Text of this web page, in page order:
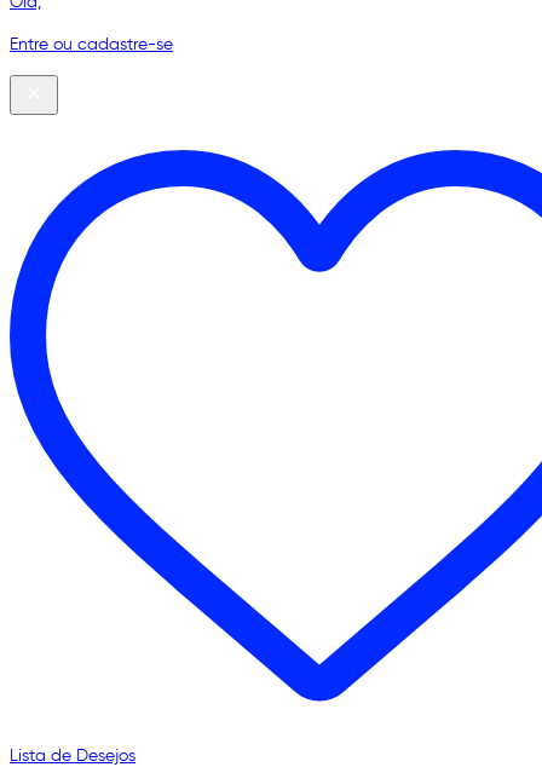
Entre ou cadastre-se
Lista de Desejos